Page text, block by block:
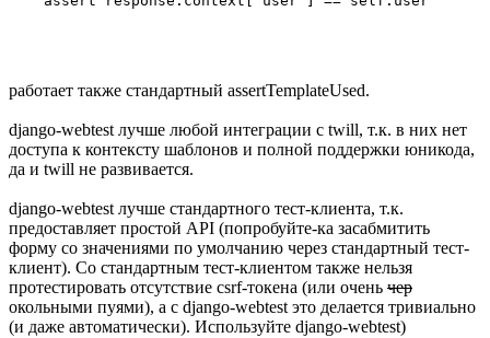
работает также стандартный assertTemplateUsed.
django-webtest лучше любой интеграции с twill, т.к. в них нет
доступа к контексту шаблонов и полной поддержки юникода,
да и twill не развивается.
django-webtest лучше стандартного тест-клиента, т.к.
предоставляет простой API (попробуйте-ка засабмитить
форму со значениями по умолчанию через стандартный тест-
клиент). Со стандартным тест-клиентом также нельзя
протестировать отсутствие csrf-токена (или очень чер
окольными пуями), а с django-webtest это делается тривиально
(и даже автоматически). Используйте django-webtest)